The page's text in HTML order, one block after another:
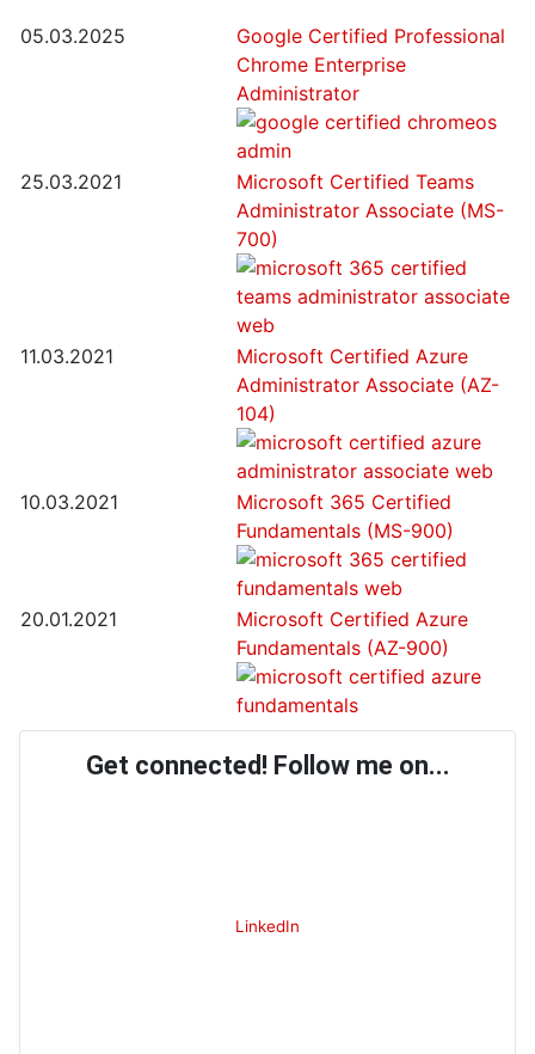
05.03.2025
Google Certified Professional
Chrome Enterprise
Administrator
25.03.2021
Microsoft Certified Teams
Administrator Associate (MS-
700)
11.03.2021
Microsoft Certified Azure
Administrator Associate (AZ-
104)
10.03.2021
Microsoft 365 Certified
Fundamentals (MS-900)
20.01.2021
Microsoft Certified Azure
Fundamentals (AZ-900)
Get connected! Follow me on...
LinkedIn